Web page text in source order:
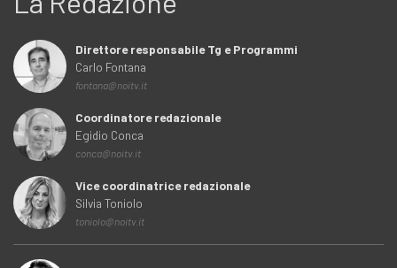
Direttore responsabile Tg e Programmi
Carlo Fontana
fontana@noitv.it
Coordinatore redazionale
Egidio Conca
conca@noitv.it
Vice coordinatrice redazionale
Silvia Toniolo
toniolo@noitv.it